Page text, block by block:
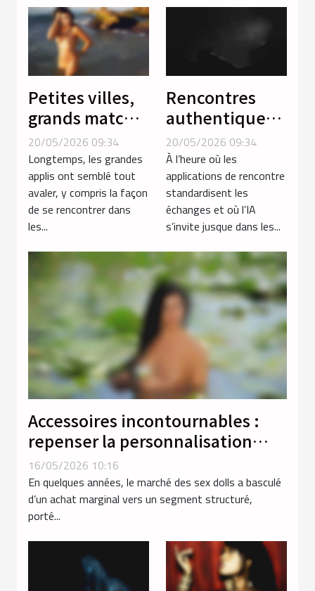
Petites villes,
grands matchs
: la revanche
du local sur les
applis de
rencontres
20/05/2026 09:34
Longtemps, les grandes
applis ont semblé tout
avaler, y compris la façon
de se rencontrer dans
les...
Rencontres
authentiques :
quand
l’érotisme
redéfinit la
notion de
connexion
20/05/2026 09:34
À l’heure où les
applications de rencontre
standardisent les
échanges et où l’IA
s’invite jusque dans les...
Accessoires incontournables :
repenser la personnalisation
dans l’expérience des sex dolls
16/05/2026 10:16
En quelques années, le marché des sex dolls a basculé
d’un achat marginal vers un segment structuré,
porté...